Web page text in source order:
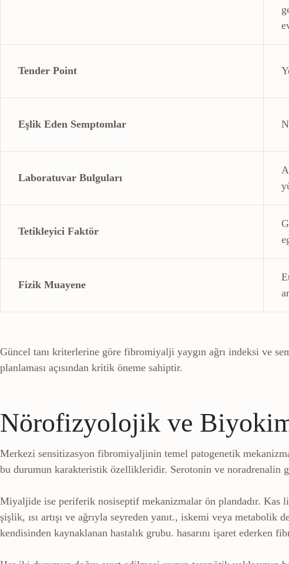
Tender Point
Eşlik Eden Semptomlar
Laboratuvar Bulguları
Tetikleyici Faktör
Fizik Muayene
Güncel tanı kriterlerine göre fibromiyalji yaygın ağrı indeksi ve
planlaması açısından kritik öneme sahiptir.
Nörofizyolojik ve
Merkezi sensitizasyon fibromiyaljinin temel patogenetik
bu durumun karakteristik özellikleridir. Serotonin ve noradrenalin
Miyaljide ise periferik nosiseptif mekanizmalar ön plandadır.
şişlik, ısı artışı ve ağrıyla seyreden yanıt., iskemi veya metabolik
kendisinden kaynaklanan hastalık grubu. hasarını işaret ederken